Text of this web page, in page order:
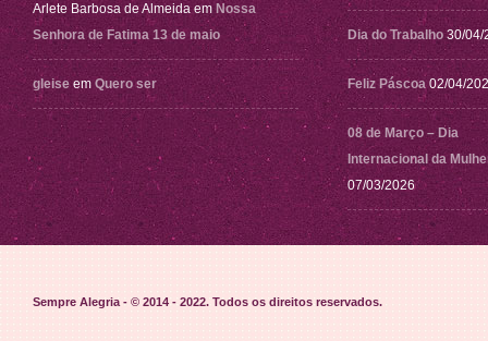
Arlete Barbosa de Almeida em Nossa
Senhora de Fatima 13 de maio
gleise em Quero ser
Dia do Trabalho 30/04/
Feliz Páscoa 02/04/
08 de Março – Dia
Internacional da
07/03/2026
Sempre Alegria - © 2014 - 2022. Todos os direitos reservados.